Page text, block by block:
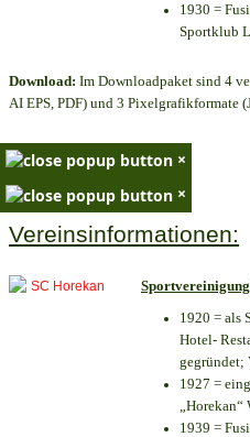
1930 =
Sportklub
Download: Im Downloadpaket sind 4
AI EPS, PDF) und 3 Pixelgrafikformate
×
×
Vereinsinformationen:
1920 = als
Hotel-
gegründet;
1927 =
1939 =